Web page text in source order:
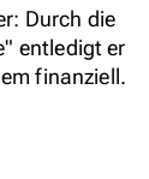
Durch die
entledigt er
finanziell.